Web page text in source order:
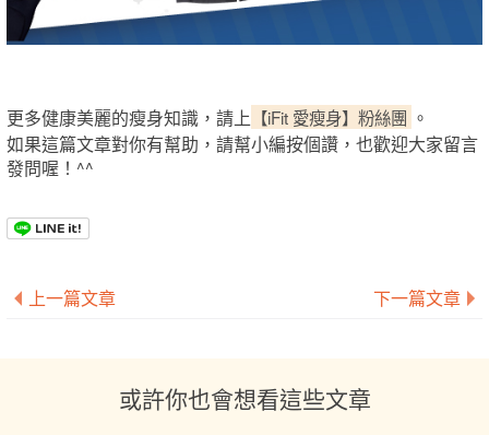
更多健康美麗的瘦身知識，請上 【iFit 愛瘦身】粉絲團 。
如果這篇文章對你有幫助，請幫小編按個讚，也歡迎大家留言
發問喔！^^
上一篇文章 下一篇文章
或許你也會想看這些文章